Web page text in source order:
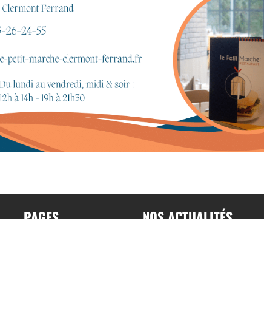
PAGES NOS ACTUALITÉS